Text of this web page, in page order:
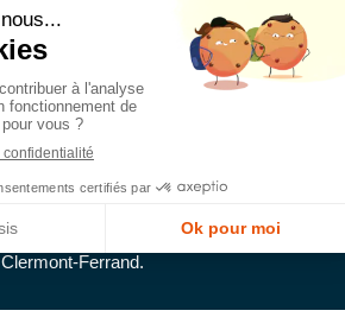
cuisine, revêtements muraux,
isolation intérieure, plâtrerie
plaquisterie, pose de parquets,
installation de fenêtres, petits
travaux en électricité.
multi travaux interieur
autour de Thiers, Vichy, Cusset,
Cournon-d'Auvergne ou encore
Clermont-Ferrand.